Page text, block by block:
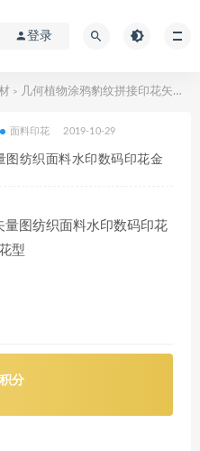
登录
> 几何植物涂鸦豹纹拼接印花矢量图纺织面料水印数码印花金昌花型
面料印花 2019-10-29
图纺织面料水印数码印花金
量图纺织面料水印数码印花
型
积分